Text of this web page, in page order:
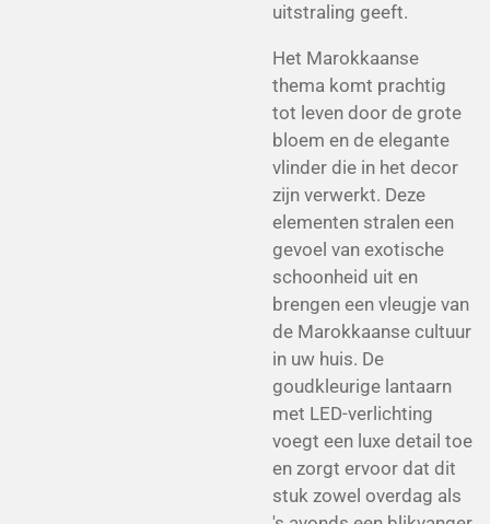
uitstraling geeft.
Het Marokkaanse
thema komt prachtig
tot leven door de grote
bloem en de elegante
vlinder die in het decor
zijn verwerkt. Deze
elementen stralen een
gevoel van exotische
schoonheid uit en
brengen een vleugje van
de Marokkaanse cultuur
in uw huis. De
goudkleurige lantaarn
met LED-verlichting
voegt een luxe detail toe
en zorgt ervoor dat dit
stuk zowel overdag als